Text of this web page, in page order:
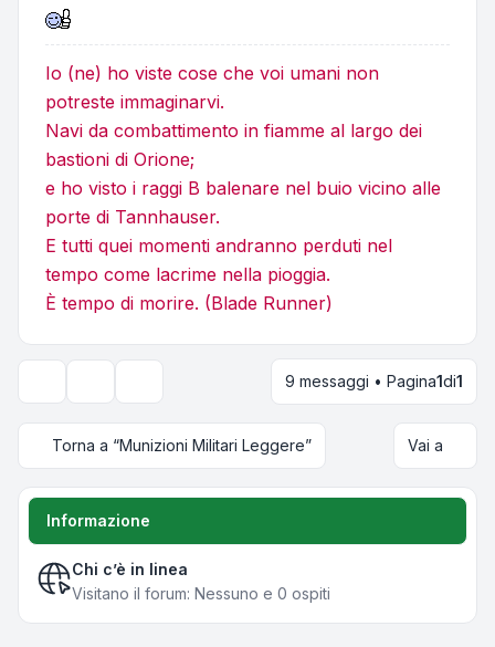
Io (ne) ho viste cose che voi umani non
potreste immaginarvi.
Navi da combattimento in fiamme al largo dei
bastioni di Orione;
e ho visto i raggi B balenare nel buio vicino alle
porte di Tannhauser.
E tutti quei momenti andranno perduti nel
tempo come lacrime nella pioggia.
È tempo di morire. (Blade Runner)
Opzioni di visualizzazione e ordinamento
9 messaggi • Pagina1di1
Torna a “Munizioni Militari Leggere” Vai a
Informazione
Chi c’è in linea
Visitano il forum: Nessuno e 0 ospiti